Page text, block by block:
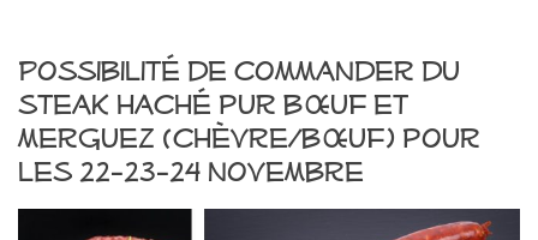
Possibilité de commander du
steak haché pur bœuf et
merguez (chèvre/bœuf) pour
les 22-23-24 novembre